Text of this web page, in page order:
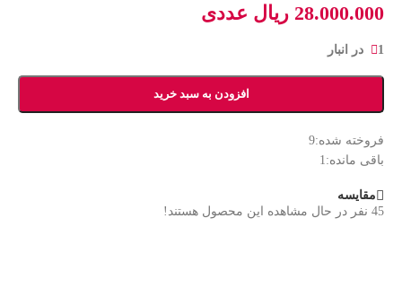
28.000.000 ریال عددی
1 در انبار
افزودن به سبد خرید
فروخته شده:9
باقی مانده:1
مقایسه
45 نفر در حال مشاهده این محصول هستند!